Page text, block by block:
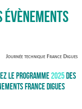
évènements
Journée technique France Digues
le programme2025 des
France Digues